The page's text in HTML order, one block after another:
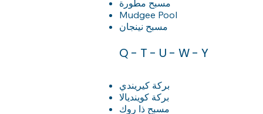
مسبح مطورة
Mudgee Pool
Q - T - U - W - Y
بركة كيريندي
بركة كوينديالا